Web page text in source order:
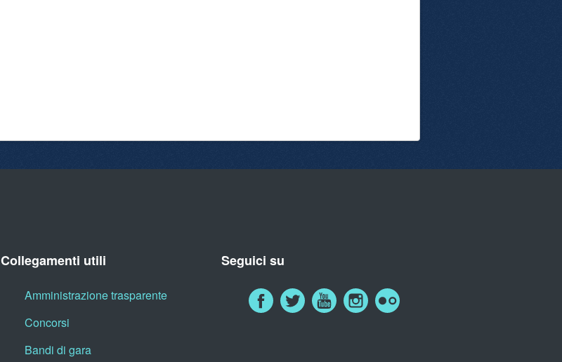
Collegamenti utili
Amministrazione trasparente
Concorsi
Bandi di gara
Seguici su